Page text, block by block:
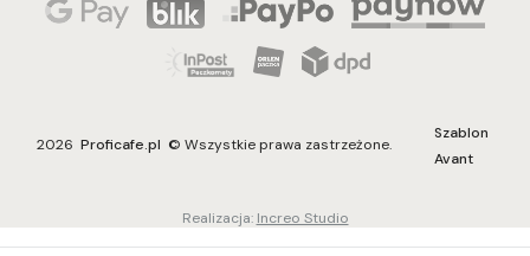
2026 Proficafe.pl © Wszystkie prawa zastrzeżone.
Szablon
Avant
Realizacja: Increo Studio